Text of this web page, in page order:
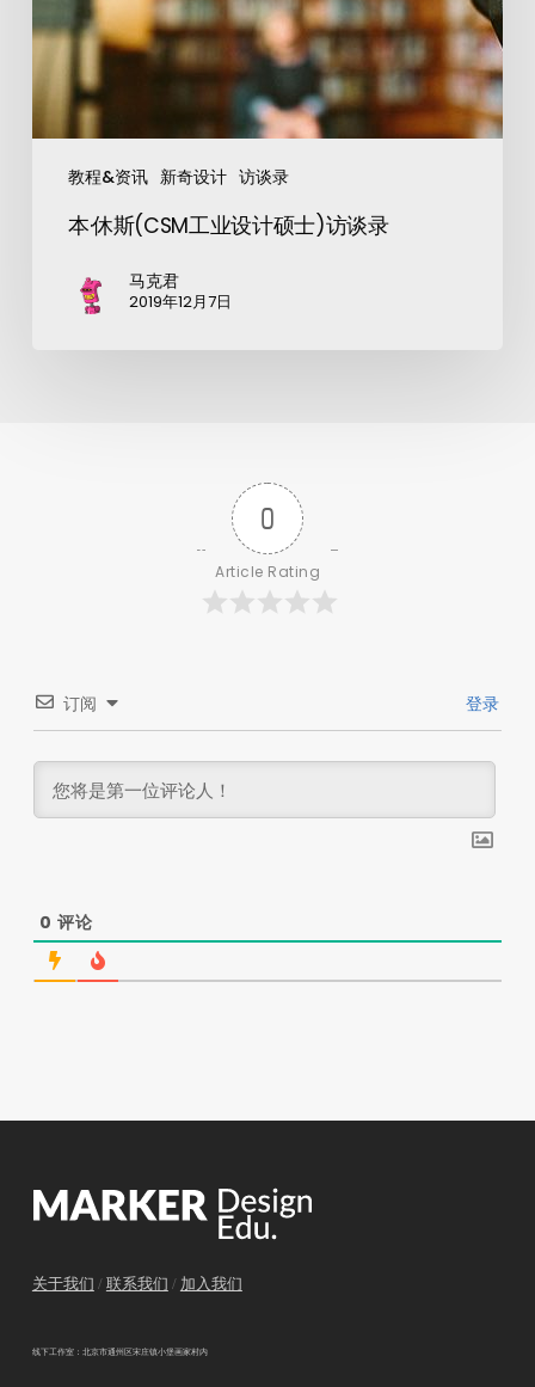
教程&资讯 新奇设计 访谈录
本·休斯(CSM工业设计硕士)访谈录
马克君
2019年12月7日
0
Article Rating
订阅 登录
0 评论
关于我们 / 联系我们 / 加入我们
线下工作室：北京市通州区宋庄镇小堡画家村内